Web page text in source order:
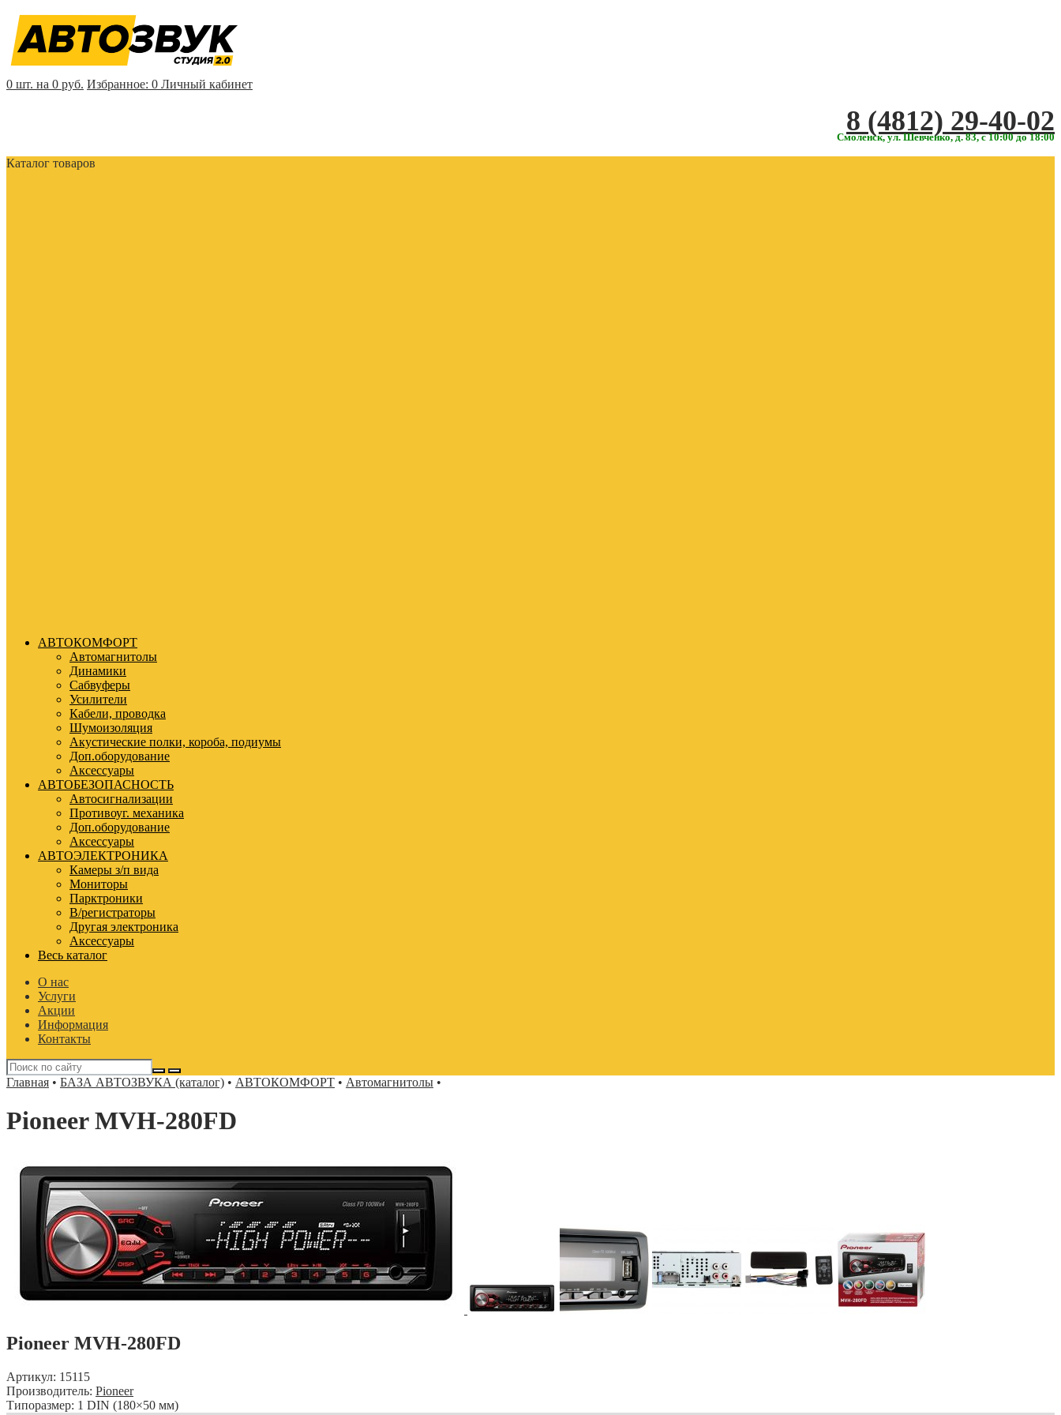
0 шт. на 0 руб. Избранное: 0 Личный кабинет
‎‎8 (4812) 29-40-02
Смоленск, ул. Шевченко, д. 83, с 10:00 до 18:00
Каталог товаров
АВТОКОМФОРТ
Автомагнитолы
Динамики
Сабвуферы
Усилители
Кабели, проводка
Шумоизоляция
Акустические полки, короба, подиумы
Доп.оборудование
Аксессуары
АВТОБЕЗОПАСНОСТЬ
Автосигнализации
Противоуг. механика
Доп.оборудование
Аксессуары
АВТОЭЛЕКТРОНИКА
Камеры з/п вида
Мониторы
Парктроники
В/регистраторы
Другая электроника
Аксессуары
Весь каталог
О нас
Услуги
Акции
Информация
Контакты
Главная • БАЗА АВТОЗВУКА (каталог) • АВТОКОМФОРТ • Автомагнитолы •
Pioneer MVH-280FD
Pioneer MVH-280FD
Артикул: 15115
Производитель: Pioneer
Типоразмер: 1 DIN (180×50 мм)